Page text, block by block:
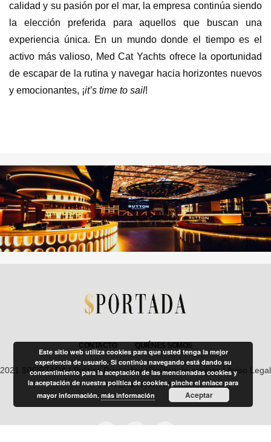
calidad y su pasión por el mar, la empresa continúa siendo
la elección preferida para aquellos que buscan una
experiencia única. En un mundo donde el tiempo es el
activo más valioso, Med Cat Yachts ofrece la oportunidad
de escapar de la rutina y navegar hacia horizontes nuevos
y emocionantes, ¡it’s time to sail!
CONTACTO QUIÉNES SOMOS
2021 $PORTADA |Política Privacidad|Política de cookies|Aviso Legal
| info@sportada.es
Este sitio web utiliza cookies para que usted tenga la mejor
experiencia de usuario. Si continúa navegando está dando su
consentimiento para la aceptación de las mencionadas cookies y
la aceptación de nuestra política de cookies, pinche el enlace para
mayor información.más información Aceptar